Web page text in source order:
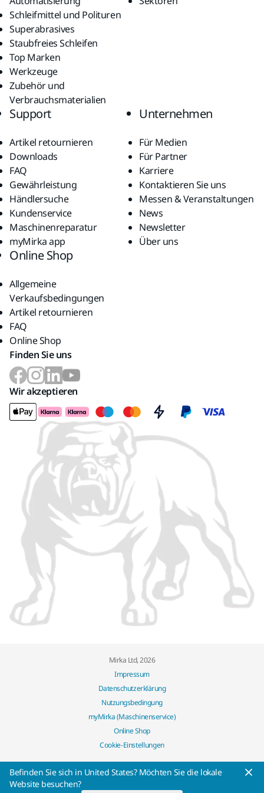
Schleifmittel und Polituren
Superabrasives
Staubfreies Schleifen
Top Marken
Werkzeuge
Zubehör und
Verbrauchsmaterialien
Support
Artikel retournieren
Downloads
FAQ
Gewährleistung
Händlersuche
Kundenservice
Maschinenreparatur
myMirka app
Unternehmen
Für Medien
Für Partner
Karriere
Kontaktieren Sie uns
Messen & Veranstaltungen
News
Newsletter
Über uns
Online Shop
Allgemeine
Verkaufsbedingungen
Artikel retournieren
FAQ
Online Shop
Finden Sie uns
Wir akzeptieren
Mirka Ltd, 2026
Impressum
Datenschutzerklärung
Nutzungsbedingung
myMirka (Maschinenservice)
Online Shop
Cookie-Einstellungen
Befinden Sie sich in United States? Möchten Sie die lokale
Website besuchen?